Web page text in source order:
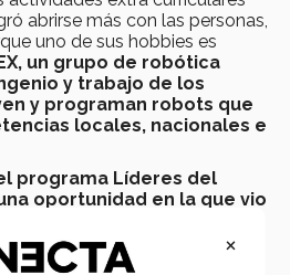
abrirse más con las personas,
uno de sus hobbies es
un grupo de robótica
y trabajo de los
y programan robots que
locales, nacionales e
programa Líderes del
oportunidad en la que vio
en él,
ayudar a las personas que
a los que lo rodean, así
×